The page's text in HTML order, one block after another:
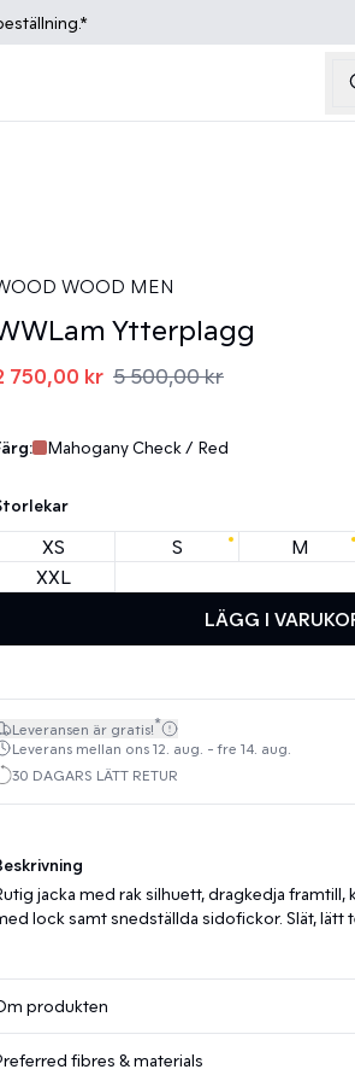
WOOD MEN
Ytterplagg
750,00 kr 5 500,00 kr
Mahogany Check / Red
XS S M
XXL
LÄGG I
Leveransen är gratis!*
Leverans mellan ons 12. aug. - fre 14. aug.
30 DAGARS LÄTT RETUR
jacka med rak silhuett, dragkedja
lock samt snedställda sidofickor. Slät, lätt
produkten
fibres & materials